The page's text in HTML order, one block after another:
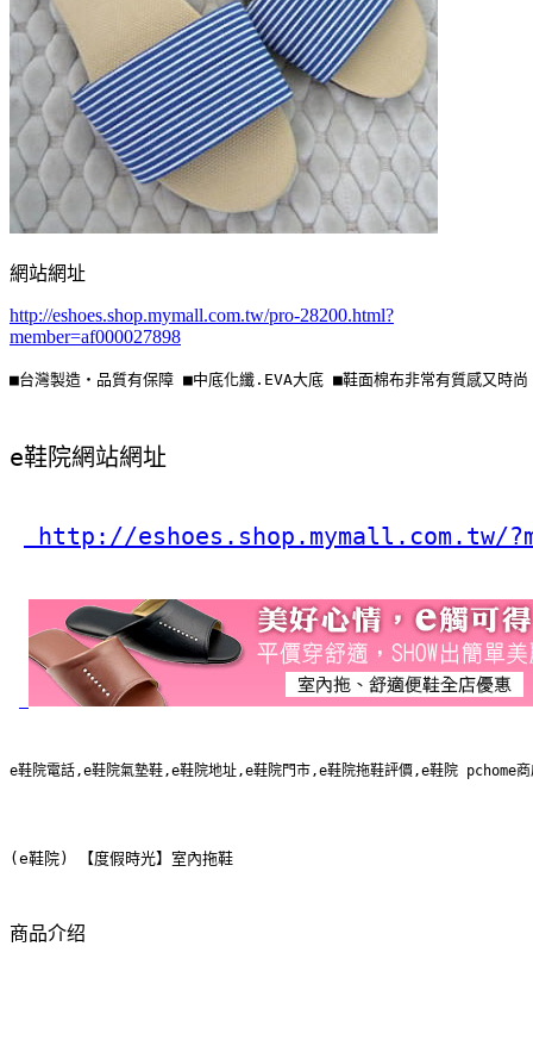
網站網址
http://eshoes.shop.mymall.com.tw/pro-28200.html?
member=af000027898
■台灣製造‧品質有保障 ■中底化纖.EVA大底 ■鞋面棉布非常有質感又時
e鞋院網站網址
http://eshoes.shop.mymall.com.tw/
e鞋院電話,e鞋院氣墊鞋,e鞋院地址,e鞋院門市,e鞋院拖鞋評價,e鞋院 pchome
(e鞋院) 【度假時光】室內拖鞋
商品介绍